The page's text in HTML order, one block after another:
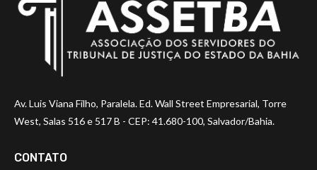
Av. Luis Viana Filho, Paralela. Ed. Wall Street Empresarial, Torre
West, Salas 516 e 517 B - CEP: 41.680-100, Salvador/Bahia.
CONTATO